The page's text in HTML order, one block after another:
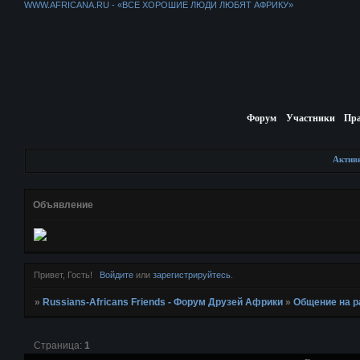
WWW.AFRICANA.RU - «ВСЕ ХОРОШИЕ ЛЮДИ ЛЮБЯТ АФРИКУ»
Форум Участники
Объявление
Привет, Гость! Войдитеили зарегистрируйтесь.
» Russians-Africans Friends - Форум Друзей Африки »Общение на
Страница: 1